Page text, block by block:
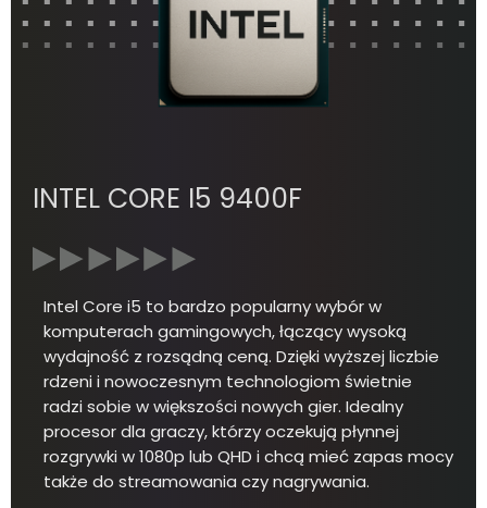
INTEL CORE I5 9400F
Intel Core i5 to bardzo popularny wybór w
komputerach gamingowych, łączący wysoką
wydajność z rozsądną ceną. Dzięki wyższej liczbie
rdzeni i nowoczesnym technologiom świetnie
radzi sobie w większości nowych gier. Idealny
procesor dla graczy, którzy oczekują płynnej
rozgrywki w 1080p lub QHD i chcą mieć zapas mocy
także do streamowania czy nagrywania.